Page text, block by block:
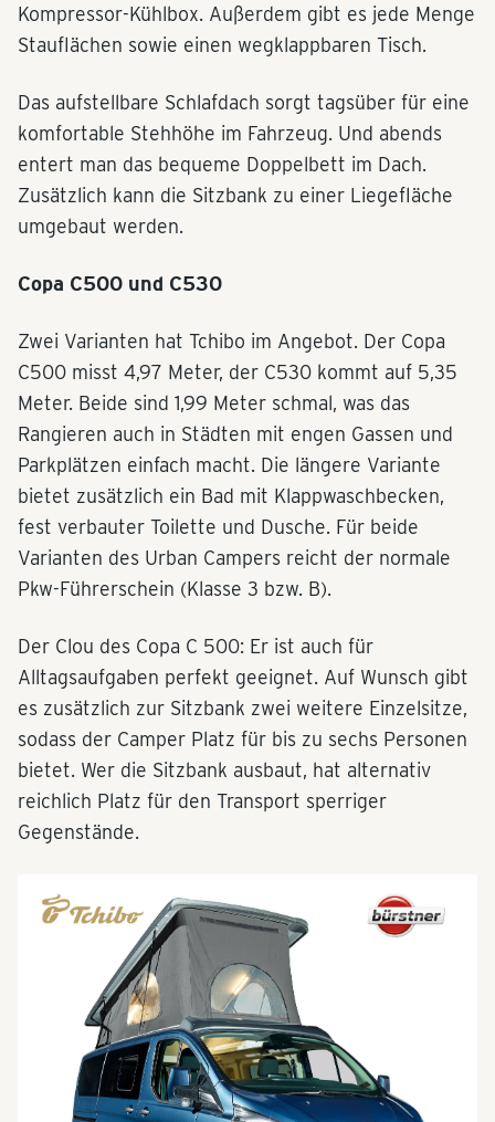
Kompressor-Kühlbox. Außerdem gibt es jede Menge
Stauflächen sowie einen wegklappbaren Tisch.
Das aufstellbare Schlafdach sorgt tagsüber für eine
komfortable Stehhöhe im Fahrzeug. Und abends
entert man das bequeme Doppelbett im Dach.
Zusätzlich kann die Sitzbank zu einer Liegefläche
umgebaut werden.
Copa C500 und C530
Zwei Varianten hat Tchibo im Angebot. Der Copa
C500 misst 4,97 Meter, der C530 kommt auf 5,35
Meter. Beide sind 1,99 Meter schmal, was das
Rangieren auch in Städten mit engen Gassen und
Parkplätzen einfach macht. Die längere Variante
bietet zusätzlich ein Bad mit Klappwaschbecken,
fest verbauter Toilette und Dusche. Für beide
Varianten des Urban Campers reicht der normale
Pkw-Führerschein (Klasse 3 bzw. B).
Der Clou des Copa C 500: Er ist auch für
Alltagsaufgaben perfekt geeignet. Auf Wunsch gibt
es zusätzlich zur Sitzbank zwei weitere Einzelsitze,
sodass der Camper Platz für bis zu sechs Personen
bietet. Wer die Sitzbank ausbaut, hat alternativ
reichlich Platz für den Transport sperriger
Gegenstände.